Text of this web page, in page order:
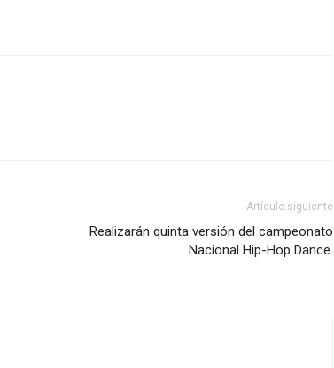
Artículo siguiente
Realizarán quinta versión del campeonato
Nacional Hip-Hop Dance.